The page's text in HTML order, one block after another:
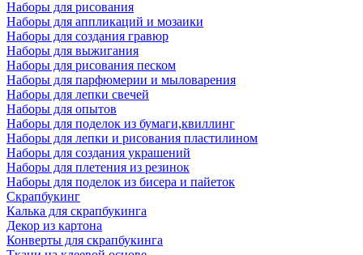
Наборы для рисования
Наборы для аппликаций и мозаики
Наборы для создания гравюр
Наборы для выжигания
Наборы для рисования песком
Наборы для парфюмерии и мыловарения
Наборы для лепки свечей
Наборы для опытов
Наборы для поделок из бумаги,квиллинг
Наборы для лепки и рисования пластилином
Наборы для создания украшений
Наборы для плетения из резинок
Наборы для поделок из бисера и пайеток
Скрапбукинг
Калька для скрапбукинга
Декор из картона
Конверты для скрапбукинга